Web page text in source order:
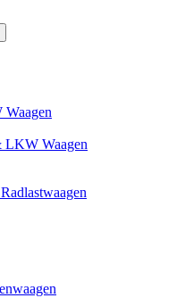
LKW Waagen